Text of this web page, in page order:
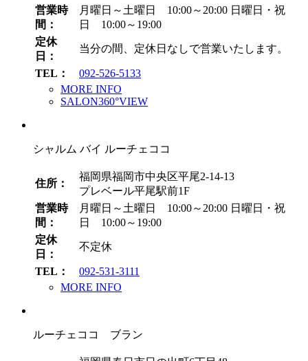
営業時
間：
月曜日～土曜日 10:00～20:00 日曜日・祝
日 10:00～19:00
定休
日：
当分の間、定休日なしで営業いたします。
TEL：
092-526-5133
MORE INFO
SALON360°VIEW
シャルム バイ ルーチェココ
住所：
福岡県福岡市中央区平尾2-14-13
プレベール平尾駅前1F
営業時
間：
月曜日～土曜日 10:00～20:00 日曜日・祝
日 10:00～19:00
定休
日：
不定休
TEL：
092-531-3111
MORE INFO
ルーチェココ ブラン